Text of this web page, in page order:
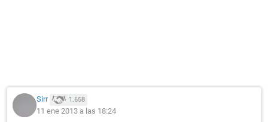
Sirr 1.658
11 ene 2013 a las 18:24